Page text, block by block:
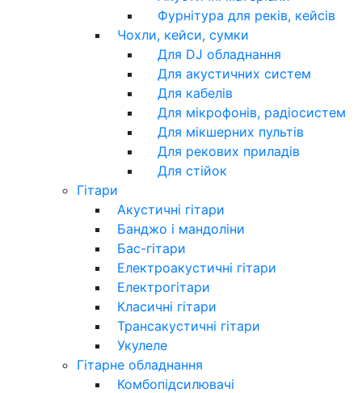
Фурнітура для реків, кейсів
Чохли, кейси, сумки
Для DJ обладнання
Для акустичних систем
Для кабелів
Для мікрофонів, радіосистем
Для мікшерних пультів
Для рекових приладів
Для стійок
Гітари
Акустичні гітари
Банджо і мандоліни
Бас-гітари
Електроакустичні гітари
Електрогітари
Класичні гітари
Трансакустичні гітари
Укулеле
Гітарне обладнання
Комбопідсилювачі